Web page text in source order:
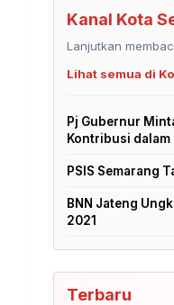
Kanal Kota
Lanjutkan
Lihat semua di
Pj Gubernur
Kontribusi dalam
PSIS Semarang
BNN Jateng
2021
Terbaru